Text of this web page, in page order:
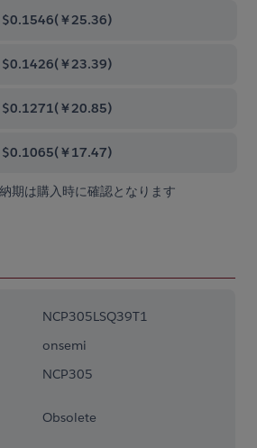
$0.1546(￥25.36)
$0.1426(￥23.39)
$0.1271(￥20.85)
$0.1065(￥17.47)
期は購入時に確認となります
NCP305LSQ39T1
onsemi
NCP305
Obsolete